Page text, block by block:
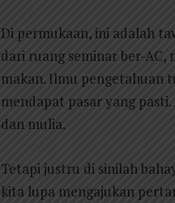
Di permukaan, ini adalah
dari ruang seminar ber-AC,
makan. Ilmu pengetahuan
mendapat pasar yang
dan mulia.
Tetapi justru di sinilah
kita lupa mengajukan